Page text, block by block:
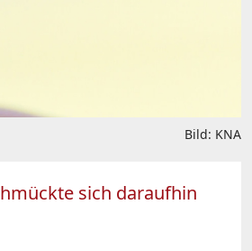
Bild: KNA
sich daraufhin